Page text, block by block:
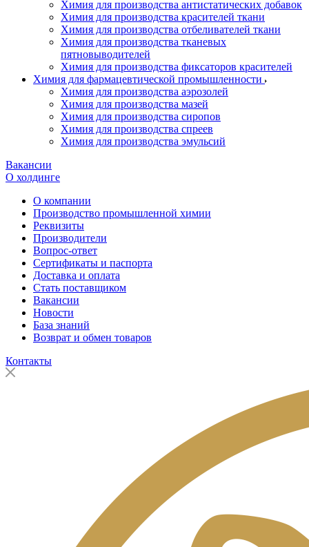
Химия для производства антистатических добавок
Химия для производства красителей ткани
Химия для производства отбеливателей ткани
Химия для производства тканевых
пятновыводителей
Химия для производства фиксаторов красителей
Химия для фармацевтической промышленности
Химия для производства аэрозолей
Химия для производства мазей
Химия для производства сиропов
Химия для производства спреев
Химия для производства эмульсий
Вакансии
О холдинге
О компании
Производство промышленной химии
Реквизиты
Производители
Вопрос-ответ
Сертификаты и паспорта
Доставка и оплата
Стать поставщиком
Вакансии
Новости
База знаний
Возврат и обмен товаров
Контакты